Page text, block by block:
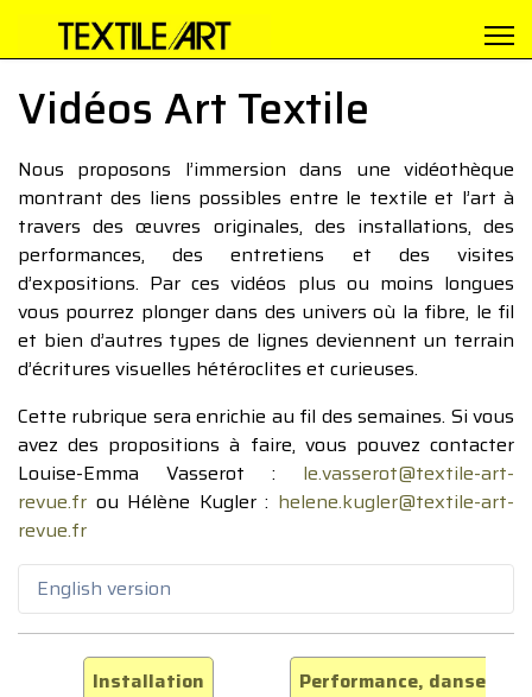
Vidéos Art Textile
Nous proposons l’immersion dans une vidéothèque
montrant des liens possibles entre le textile et l’art à
travers des œuvres originales, des installations, des
performances, des entretiens et des visites
d’expositions. Par ces vidéos plus ou moins longues
vous pourrez plonger dans des univers où la fibre, le fil
et bien d’autres types de lignes deviennent un terrain
d’écritures visuelles hétéroclites et curieuses.
Cette rubrique sera enrichie au fil des semaines. Si vous
avez des propositions à faire, vous pouvez contacter
Louise-Emma Vasserot : le.vasserot@textile-art-
revue.fr ou Hélène Kugler : helene.kugler@textile-art-
revue.fr
English version
Installation
Performance, danse